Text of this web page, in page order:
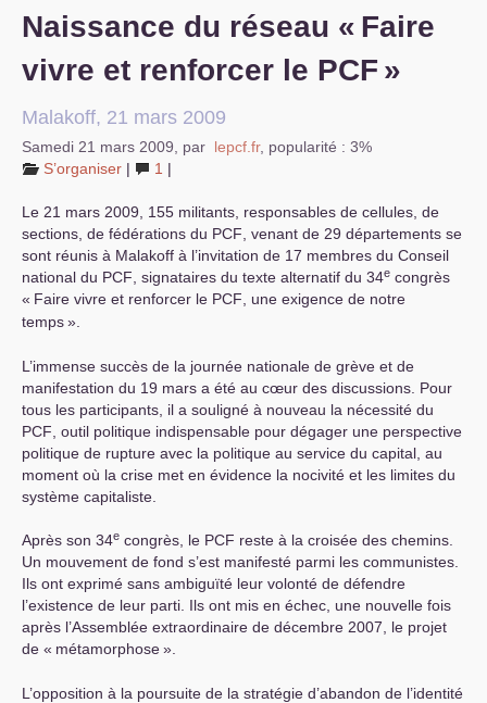
Naissance du réseau « Faire
vivre et renforcer le PCF »
Malakoff, 21 mars 2009
Samedi 21 mars 2009 par lepcf.fr, popularité : 3%
S’organiser | 1 |
Le 21 mars 2009, 155 militants, responsables de cellules, de
sections, de fédérations du PCF , venant de 29 départements se
sont réunis à Malakoff à l’invitation de 17 membres du Conseil
national du PCF , signataires du texte alternatif du 34e congrès
« Faire vivre et renforcer le PCF , une exigence de notre
temps».
L’immense succès de la journée nationale de grève et de
manifestation du 19 mars a été au cœur des discussions. Pour
tous les participants, il a souligné à nouveau la nécessité du
PCF , outil politique indispensable pour dégager une perspective
politique de rupture avec la politique au service du capital, au
moment où la crise met en évidence la nocivité et les limites du
système capitaliste.
Après son 34e congrès, le PCF reste à la croisée des chemins.
Un mouvement de fond s’est manifesté parmi les communistes.
Ils ont exprimé sans ambiguïté leur volonté de défendre
l’existence de leur parti. Ils ont mis en échec, une nouvelle fois
après l’Assemblée extraordinaire de décembre 2007, le projet
de « métamorphose».
L’opposition à la poursuite de la stratégie d’abandon de l’identité